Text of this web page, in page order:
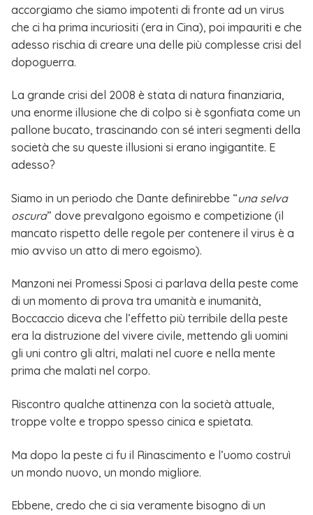
accorgiamo che siamo impotenti di fronte ad un virus
che ci ha prima incuriositi (era in Cina), poi impauriti e che
adesso rischia di creare una delle più complesse crisi del
dopoguerra.
La grande crisi del 2008 è stata di natura finanziaria,
una enorme illusione che di colpo si è sgonfiata come un
pallone bucato, trascinando con sé interi segmenti della
società che su queste illusioni si erano ingigantite. E
adesso?
Siamo in un periodo che Dante definirebbe “una selva
oscura” dove prevalgono egoismo e competizione (il
mancato rispetto delle regole per contenere il virus è a
mio avviso un atto di mero egoismo).
Manzoni nei Promessi Sposi ci parlava della peste come
di un momento di prova tra umanità e inumanità,
Boccaccio diceva che l’effetto più terribile della peste
era la distruzione del vivere civile, mettendo gli uomini
gli uni contro gli altri, malati nel cuore e nella mente
prima che malati nel corpo.
Riscontro qualche attinenza con la società attuale,
troppe volte e troppo spesso cinica e spietata.
Ma dopo la peste ci fu il Rinascimento e l’uomo costruì
un mondo nuovo, un mondo migliore.
Ebbene, credo che ci sia veramente bisogno di un